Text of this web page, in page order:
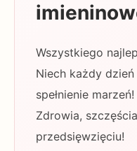
Wszystkiego
Niech każdy
spełnienie marzeń!
Zdrowia,
przedsięwzięciu!